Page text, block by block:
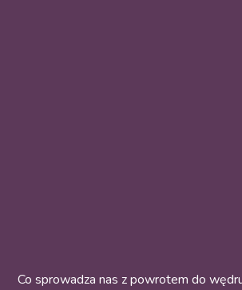
Co sprowadza nas z powrotem do